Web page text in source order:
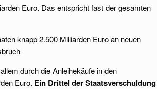
Euro. Das entspricht fast der gesamten
knapp 2.500 Milliarden Euro an neuen
durch die Anleihekäufe in den
Euro. Ein Drittel der Staatsverschuldung